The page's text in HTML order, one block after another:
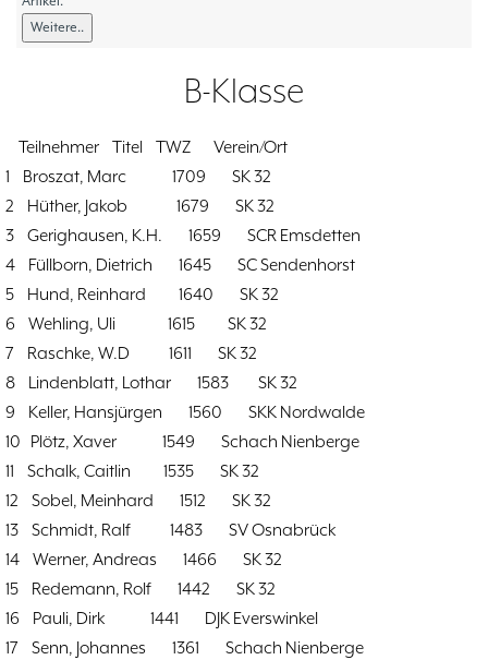
09.10
Jugendmannschaften
10
28.02 Blitz-/Schnellschach-Grandprix
17.08 Hammerstraßenfest 3
21.05 Hiltruper Frühlingsfest/Resümee
21.05 Schach in der JVA 2
16.02 Problemschach 5
19.01 Jubiläums-Turniere
21.12
Kinder und Jugendliche - Schachjugend
Münster
2
20.09 2. Mannschaft 10
24.02 1. Mannschaft 37
29.07 Mannschaften 4
13.05 Stadtmeisterschaften 10
07.03 Ehrenamtliche Helfer
27.02 Social Media 4
09.02 SK 32 in der Presse 3
06.01 Neujahrsblitzturnier 4
Weitere..
B-Klasse
Teilnehmer Titel TWZ Verein/Ort
1 Broszat, Marc 1709 SK 32
2 Hüther, Jakob 1679 SK 32
3 Gerighausen, K.H. 1659 SCR Emsdetten
4 Füllborn, Dietrich 1645 SC Sendenhorst
5 Hund, Reinhard 1640 SK 32
6 Wehling, Uli 1615 SK 32
7 Raschke, W.D 1611 SK 32
8 Lindenblatt, Lothar 1583 SK 32
9 Keller, Hansjürgen 1560 SKK Nordwalde
10 Plötz, Xaver 1549 Schach Nienberge
11 Schalk, Caitlin 1535 SK 32
12 Sobel, Meinhard 1512 SK 32
13 Schmidt, Ralf 1483 SV Osnabrück
14 Werner, Andreas 1466 SK 32
15 Redemann, Rolf 1442 SK 32
16 Pauli, Dirk 1441 DJK Everswinkel
17 Senn, Johannes 1361 Schach Nienberge